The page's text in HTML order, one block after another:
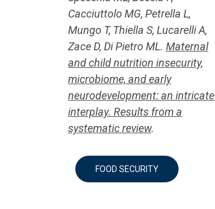
Cacciuttolo MG, Petrella L,
Mungo T, Thiella S, Lucarelli A,
Zace D, Di Pietro ML. Maternal
and child nutrition insecurity,
microbiome, and early
neurodevelopment: an intricate
interplay. Results from a
systematic review.
FOOD SECURITY